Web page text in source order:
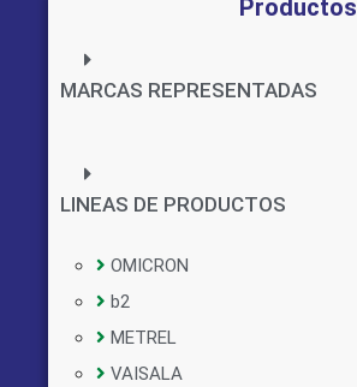
Productos
MARCAS REPRESENTADAS
LINEAS DE PRODUCTOS
OMICRON
b2
METREL
VAISALA